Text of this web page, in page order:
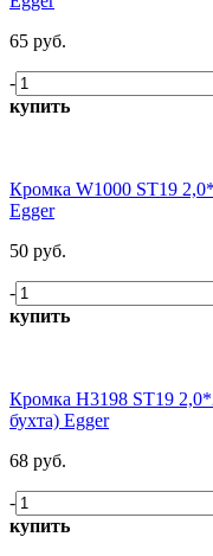
65 руб.
-
купить
Кромка W1000 ST19
Egger
50 руб.
-
купить
Кромка H3198 ST19
бухта) Egger
68 руб.
-
купить